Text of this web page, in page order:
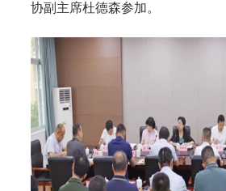
协副主席杜德森参加。